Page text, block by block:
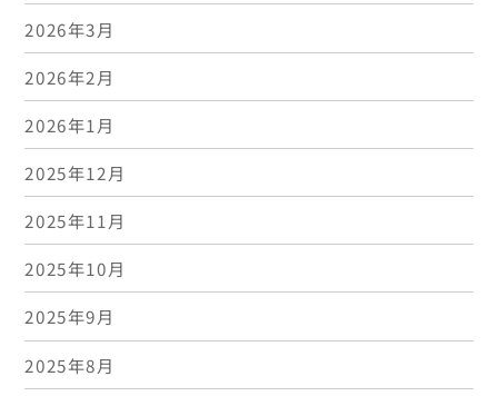
2026年3月
2026年2月
2026年1月
2025年12月
2025年11月
2025年10月
2025年9月
2025年8月